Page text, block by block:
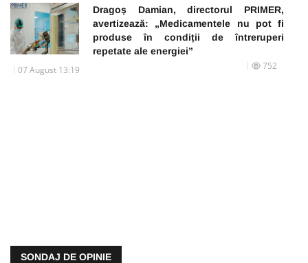
Dragoș Damian, directorul PRIMER,
avertizează: „Medicamentele nu pot fi
produse în condiții de întreruperi
repetate ale energiei”
07 August 13:19 752
SONDAJ DE OPINIE